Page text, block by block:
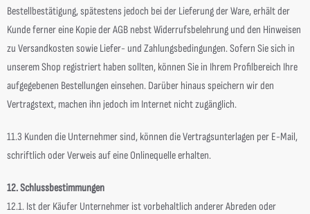
Bestellbestätigung, spätestens jedoch bei der Lieferung der Ware, erhält der
Kunde ferner eine Kopie der AGB nebst Widerrufsbelehrung und den Hinweisen
zu Versandkosten sowie Liefer- und Zahlungsbedingungen. Sofern Sie sich in
unserem Shop registriert haben sollten, können Sie in Ihrem Profilbereich Ihre
aufgegebenen Bestellungen einsehen. Darüber hinaus speichern wir den
Vertragstext, machen ihn jedoch im Internet nicht zugänglich.
11.3 Kunden die Unternehmer sind, können die Vertragsunterlagen per E-Mail,
schriftlich oder Verweis auf eine Onlinequelle erhalten.
12. Schlussbestimmungen
12.1. Ist der Käufer Unternehmer ist vorbehaltlich anderer Abreden oder